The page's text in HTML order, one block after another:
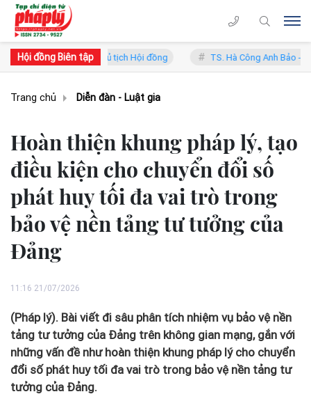
Hội đồng Biên tập
- Phó Chủ tịch Hội đồng TS. Hà Công Anh Bảo - Phó Chủ tịch
Trang chủ Diễn đàn - Luật gia
Hoàn thiện khung pháp lý, tạo
điều kiện cho chuyển đổi số
phát huy tối đa vai trò trong
bảo vệ nền tảng tư tưởng của
Đảng
11:16 21/07/2026
(Pháp lý). Bài viết đi sâu phân tích nhiệm vụ bảo vệ nền
tảng tư tưởng của Đảng trên không gian mạng, gắn với
những vấn đề như hoàn thiện khung pháp lý cho chuyển
đổi số phát huy tối đa vai trò trong bảo vệ nền tảng tư
tưởng của Đảng.